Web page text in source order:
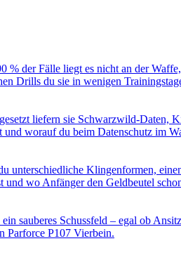
der Fälle liegt es nicht an der
Drills du sie in wenigen
liefern sie Schwarzwild-
worauf du beim Datenschutz im
Klingenformen,
wo Anfänger den Geldbeutel
sauberes Schussfeld – egal ob
Parforce P107 Vierbein.